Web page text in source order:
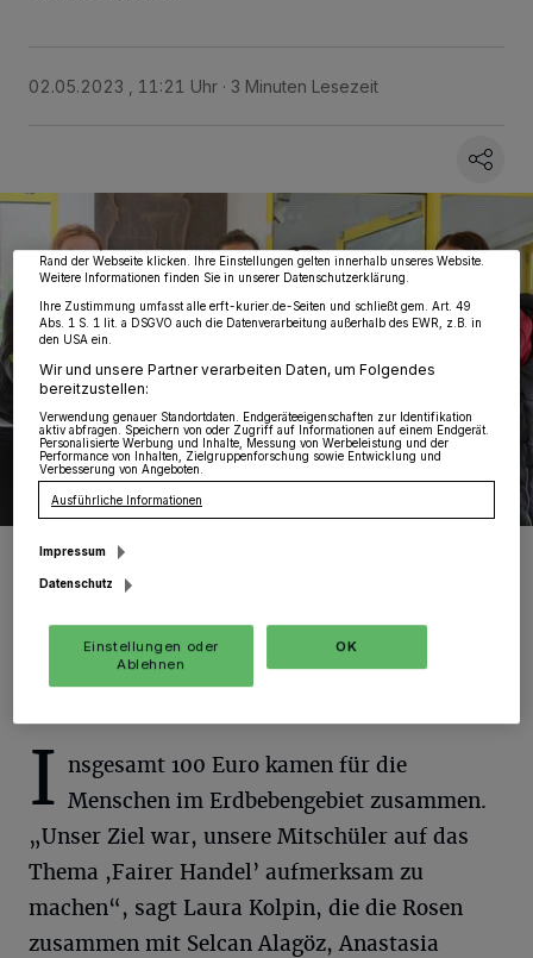
02.05.2023 , 11:21 Uhr 3 Minuten Lesezeit
Sie verkauften Fairtrade-Rosen für einen guten Zweck (von links):
Alagöz und Joana Abts.
I nsgesamt 100 Euro kamen für die
Menschen im Erdbebengebiet zusammen.
„Unser Ziel war, unsere Mitschüler auf das
Thema ,Fairer Handel’ aufmerksam zu
machen“, sagt Laura Kolpin, die die Rosen
zusammen mit Selcan Alagöz, Anastasia
Zwecke. Wenn Tracker deaktiviert sind, sind manche Inhalte und Anzeigen
möglicherweise nicht mehr so relevant für Sie. Sie können dieses Menü jederzeit
wieder aufrufen, um Ihre Einstellungen zu ändern oder Ihre Einwilligung zu
widerrufen, indem Sie auf den Link Einstellungen oder Ablehnen am unteren
Rand der Webseite klicken. Ihre Einstellungen gelten innerhalb unseres Website.
Weitere Informationen finden Sie in unserer Datenschutzerklärung.
Ihre Zustimmung umfasst alle erft-kurier.de-Seiten und schließt gem. Art. 49
Abs. 1 S. 1 lit. a DSGVO auch die Datenverarbeitung außerhalb des EWR, z.B. in
den USA ein.
Wir und unsere Partner verarbeiten Daten, um Folgendes
bereitzustellen:
Verwendung genauer Standortdaten. Endgeräteeigenschaften zur Identifikation
aktiv abfragen. Speichern von oder Zugriff auf Informationen auf einem Endgerät.
Personalisierte Werbung und Inhalte, Messung von Werbeleistung und der
Performance von Inhalten, Zielgruppenforschung sowie Entwicklung und
Verbesserung von Angeboten.
Ausführliche Informationen
Impressum
Datenschutz
Einstellungen oder
Ablehnen
OK